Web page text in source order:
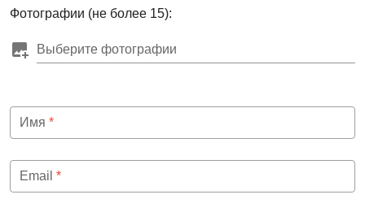
Фотографии (не более 15):
Выберите фотографии
Имя *
Email *